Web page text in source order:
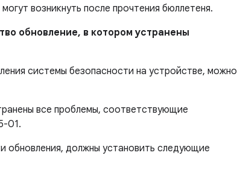
возникнуть после прочтения бюллетеня.
обновление, в котором устранены
системы безопасности на устройстве, можно
все проблемы, соответствующие
01.
обновления, должны установить следующие